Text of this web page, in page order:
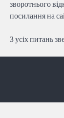
зворотнього
посилання на
З усіх питань